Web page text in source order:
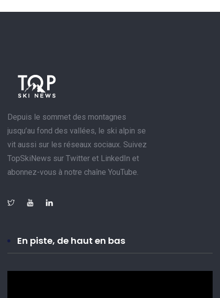
Depuis le sommet des montagnes
jusqu’au fond des vallées, le ski alpin se
vit aussi sur les réseaux sociaux. Suivez
TopSkiNews sur Twitter et LinkedIn et
abonnez-vous à notre chaîne YouTube.
En piste, de haut en bas